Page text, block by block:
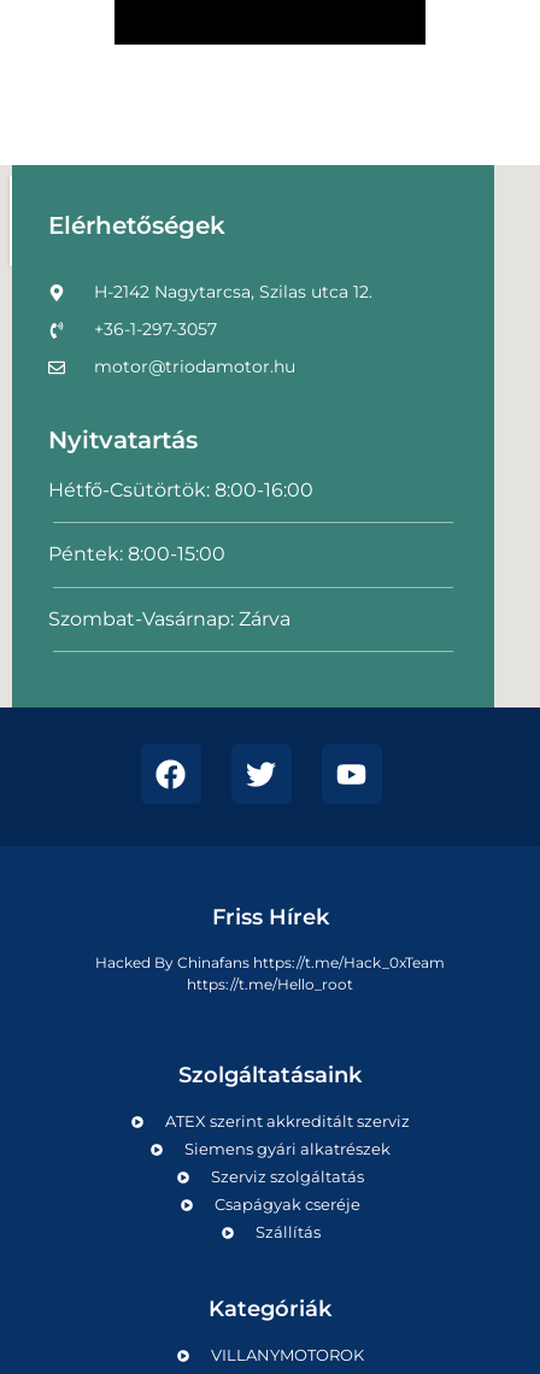
Elérhetőségek
H-2142 Nagytarcsa, Szilas utca 12.
+36-1-297-3057
motor@triodamotor.hu
Nyitvatartás
Hétfő-Csütörtök: 8:00-16:00
Péntek: 8:00-15:00
Szombat-Vasárnap: Zárva
Friss Hírek
Hacked By Chinafans https://t.me/Hack_0xTeam
https://t.me/Hello_root
Szolgáltatásaink
ATEX szerint akkreditált szerviz
Siemens gyári alkatrészek
Szerviz szolgáltatás
Csapágyak cseréje
Szállítás
Kategóriák
VILLANYMOTOROK